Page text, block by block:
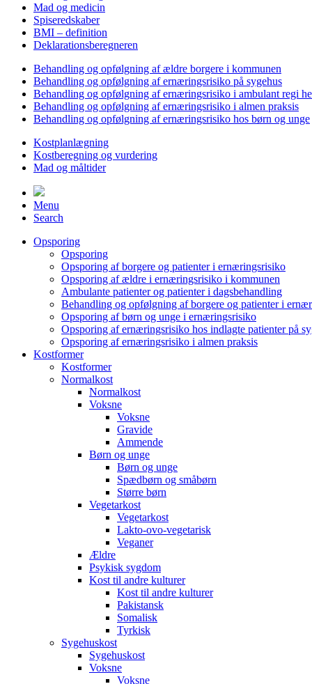
Mad og medicin
Spiseredskaber
BMI – definition
Deklarationsberegneren
Behandling og opfølgning af ældre borgere i kommunen
Behandling og opfølgning af ernæringsrisiko på sygehus
Behandling og opfølgning af ernæringsrisiko i ambulant regi
Behandling og opfølgning af ernæringsrisiko i almen praksis
Behandling og opfølgning af ernæringsrisiko hos børn og unge
Kostplanlægning
Kostberegning og vurdering
Mad og måltider
Menu
Search
Opsporing
Opsporing
Opsporing af borgere og patienter i ernæringsrisiko
Opsporing af ældre i ernæringsrisiko i kommunen
Ambulante patienter og patienter i dagsbehandling
Behandling og opfølgning af borgere og patienter i
Opsporing af børn og unge i ernæringsrisiko
Opsporing af ernæringsrisiko hos indlagte patienter på
Opsporing af ernæringsrisiko i almen praksis
Kostformer
Kostformer
Normalkost
Normalkost
Voksne
Voksne
Gravide
Ammende
Børn og unge
Børn og unge
Spædbørn og småbørn
Større børn
Vegetarkost
Vegetarkost
Lakto-ovo-vegetarisk
Veganer
Ældre
Psykisk sygdom
Kost til andre kulturer
Kost til andre kulturer
Pakistansk
Somalisk
Tyrkisk
Sygehuskost
Sygehuskost
Voksne
Voksne